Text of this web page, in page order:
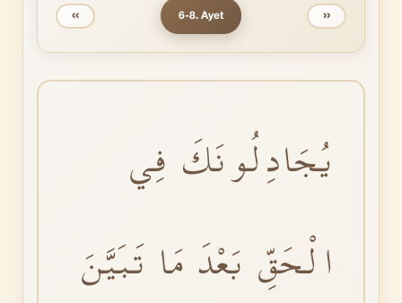
‹‹ 6-8. Ayet ››
يُجَادِلُونَكَ فِي
الْحَقِّ بَعْدَ مَا تَبَيَّنَ